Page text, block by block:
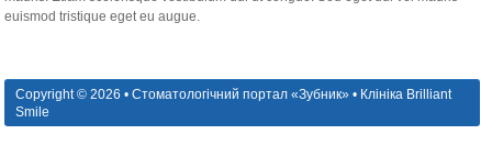
euismod tristique eget eu augue.
Copyright © 2026 • Стоматологічний портал «Зубник» • Клініка Brilliant
Smile